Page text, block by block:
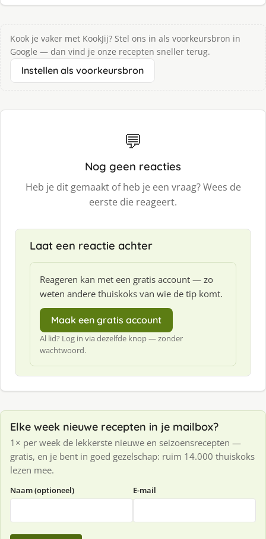
Kook je vaker met KookJij? Stel ons in als voorkeursbron in
Google — dan vind je onze recepten sneller terug.
Instellen als voorkeursbron
💬
Nog geen reacties
Heb je dit gemaakt of heb je een vraag? Wees de
eerste die reageert.
Laat een reactie achter
Reageren kan met een gratis account — zo
weten andere thuiskoks van wie de tip komt.
Maak een gratis account
Al lid? Log in via dezelfde knop — zonder
wachtwoord.
Elke week nieuwe recepten in je mailbox?
1× per week de lekkerste nieuwe en seizoensrecepten —
gratis, en je bent in goed gezelschap: ruim 14.000 thuiskoks
lezen mee.
Naam (optioneel) E-mail